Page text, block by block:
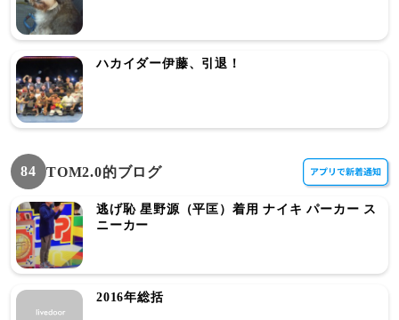
ハカイダー伊藤、引退！
84 TOM2.0的ブログ
逃げ恥 星野源（平匡）着用 ナイキ パーカー ス
ニーカー
2016年総括